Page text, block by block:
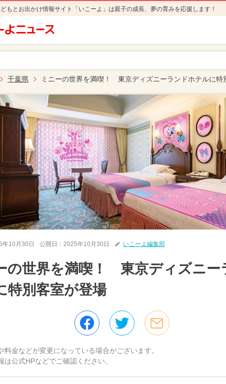
もとお出かけ情報サイト「いこーよ」は親子の成長、夢の育みを応援します！
千葉県 ミニーの世界を満喫！ 東京ディズニーランドホテルに特
年10月30日 公開日： 2025年10月30日 いこーよ編集部
の世界を満喫！ 東京ディズニー
特別客室が登場
料金などが変更になっている場合がございます。
は公式HPなどでご確認ください。